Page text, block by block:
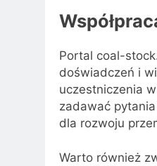
Portal coal-
doświadczeń i
uczestniczenia
zadawać
dla rozwoju
Warto również